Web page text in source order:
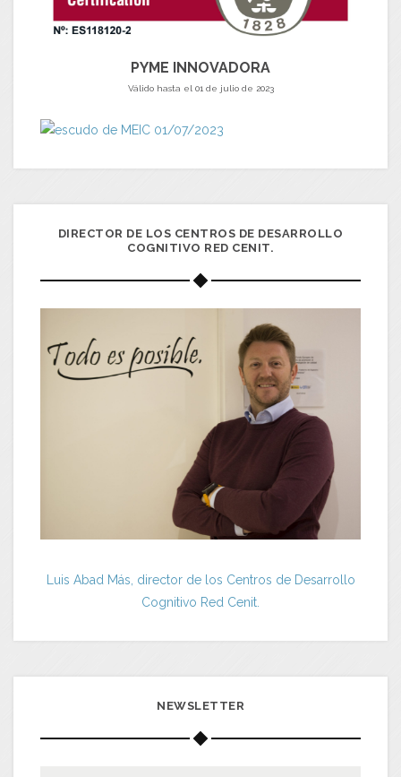
PYME INNOVADORA
Válido hasta el 01 de julio de 2023
DIRECTOR DE LOS CENTROS DE DESARROLLO
COGNITIVO RED CENIT.
Luis Abad Más, director de los Centros de Desarrollo
Cognitivo Red Cenit.
NEWSLETTER